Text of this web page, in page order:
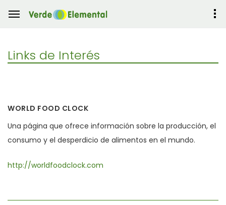
Links de Interés
WORLD FOOD CLOCK
Una página que ofrece información sobre la producción, el
consumo y el desperdicio de alimentos en el mundo.
http://worldfoodclock.com